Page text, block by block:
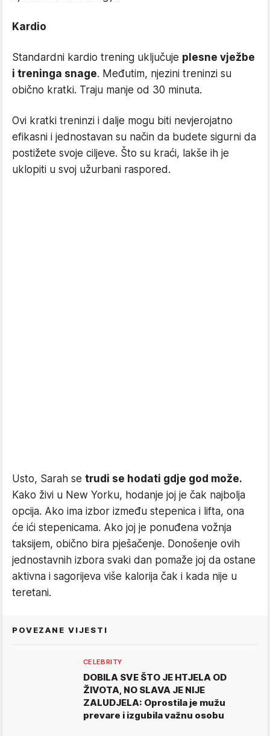
Kardio
Standardni kardio trening uključuje plesne vježbe
i treninga snage. Međutim, njezini treninzi su
obično kratki. Traju manje od 30 minuta.
Ovi kratki treninzi i dalje mogu biti nevjerojatno
efikasni i jednostavan su način da budete sigurni da
postižete svoje ciljeve. Što su kraći, lakše ih je
uklopiti u svoj užurbani raspored.
Usto, Sarah se trudi se hodati gdje god može.
Kako živi u New Yorku, hodanje joj je čak najbolja
opcija. Ako ima izbor između stepenica i lifta, ona
će ići stepenicama. Ako joj je ponuđena vožnja
taksijem, obično bira pješačenje. Donošenje ovih
jednostavnih izbora svaki dan pomaže joj da ostane
aktivna i sagorijeva više kalorija čak i kada nije u
teretani.
POVEZANE VIJESTI
CELEBRITY
DOBILA SVE ŠTO JE HTJELA OD
ŽIVOTA, NO SLAVA JE NIJE
ZALUDJELA: Oprostila je mužu
prevare i izgubila važnu osobu